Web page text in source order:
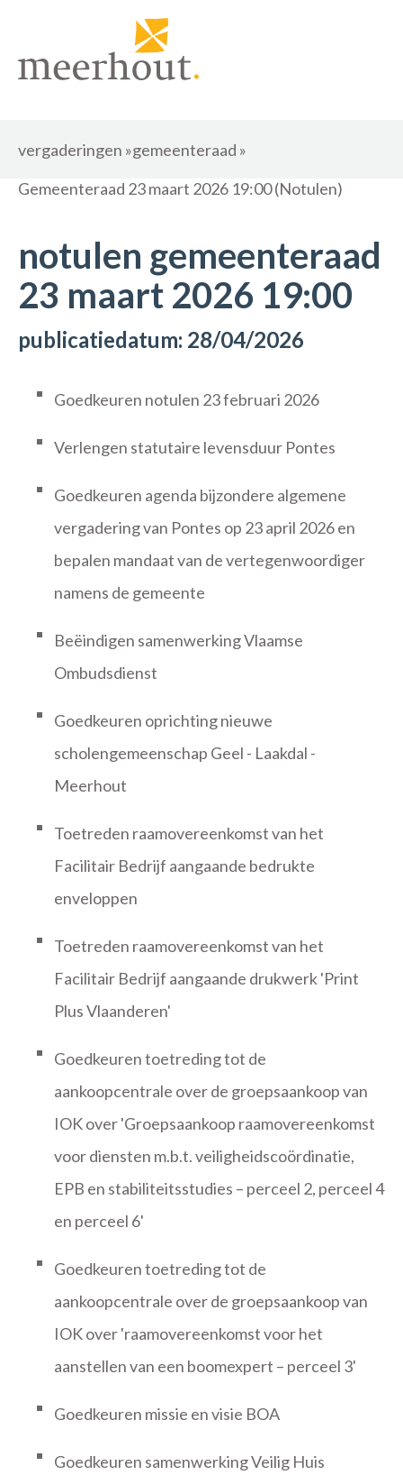
vergaderingen »gemeenteraad »
Gemeenteraad 23 maart 2026 19:00 (Notulen)
notulen gemeenteraad
23 maart 2026 19:00
publicatiedatum: 28/04/2026
Goedkeuren notulen 23 februari 2026
Verlengen statutaire levensduur Pontes
Goedkeuren agenda bijzondere algemene
vergadering van Pontes op 23 april 2026 en
bepalen mandaat van de vertegenwoordiger
namens de gemeente
Beëindigen samenwerking Vlaamse
Ombudsdienst
Goedkeuren oprichting nieuwe
scholengemeenschap Geel - Laakdal -
Meerhout
Toetreden raamovereenkomst van het
Facilitair Bedrijf aangaande bedrukte
enveloppen
Toetreden raamovereenkomst van het
Facilitair Bedrijf aangaande drukwerk 'Print
Plus Vlaanderen'
Goedkeuren toetreding tot de
aankoopcentrale over de groepsaankoop van
IOK over 'Groepsaankoop raamovereenkomst
voor diensten m.b.t. veiligheidscoördinatie,
EPB en stabiliteitsstudies – perceel 2, perceel 4
en perceel 6'
Goedkeuren toetreding tot de
aankoopcentrale over de groepsaankoop van
IOK over 'raamovereenkomst voor het
aanstellen van een boomexpert – perceel 3'
Goedkeuren missie en visie BOA
Goedkeuren samenwerking Veilig Huis